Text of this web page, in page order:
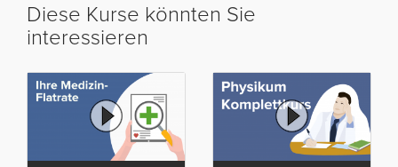
Diese Kurse könnten Sie
interessieren